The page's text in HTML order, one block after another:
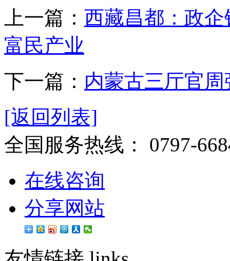
上一篇： 西藏昌都：政企
富民产业
下一篇： 内蒙古三厅官
[返回列表]
全国服务热线： 0797-
在线咨询
分享网站